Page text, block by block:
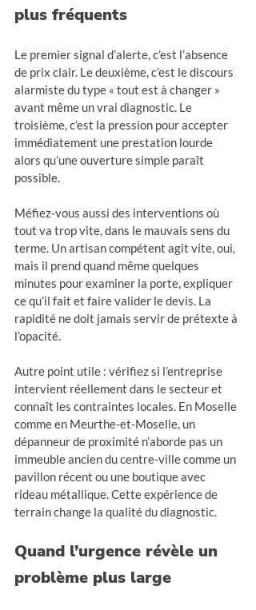
plus fréquents
Le premier signal d’alerte, c’est l’absence
de prix clair. Le deuxième, c’est le discours
alarmiste du type « tout est à changer »
avant même un vrai diagnostic. Le
troisième, c’est la pression pour accepter
immédiatement une prestation lourde
alors qu’une ouverture simple paraît
possible.
Méfiez-vous aussi des interventions où
tout va trop vite, dans le mauvais sens du
terme. Un artisan compétent agit vite, oui,
mais il prend quand même quelques
minutes pour examiner la porte, expliquer
ce qu’il fait et faire valider le devis. La
rapidité ne doit jamais servir de prétexte à
l’opacité.
Autre point utile : vérifiez si l’entreprise
intervient réellement dans le secteur et
connaît les contraintes locales. En Moselle
comme en Meurthe-et-Moselle, un
dépanneur de proximité n’aborde pas un
immeuble ancien du centre-ville comme un
pavillon récent ou une boutique avec
rideau métallique. Cette expérience de
terrain change la qualité du diagnostic.
Quand l’urgence révèle un
problème plus large